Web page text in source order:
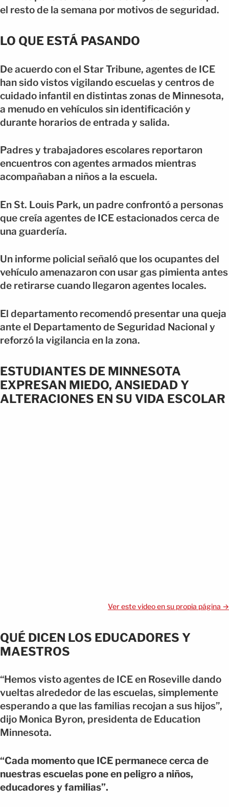
el resto de la semana por motivos de seguridad.
LO QUE ESTÁ PASANDO
De acuerdo con el Star Tribune, agentes de ICE
han sido vistos vigilando escuelas y centros de
cuidado infantil en distintas zonas de Minnesota,
a menudo en vehículos sin identificación y
durante horarios de entrada y salida.
Padres y trabajadores escolares reportaron
encuentros con agentes armados mientras
acompañaban a niños a la escuela.
En St. Louis Park, un padre confrontó a personas
que creía agentes de ICE estacionados cerca de
una guardería.
Un informe policial señaló que los ocupantes del
vehículo amenazaron con usar gas pimienta antes
de retirarse cuando llegaron agentes locales.
El departamento recomendó presentar una queja
ante el Departamento de Seguridad Nacional y
reforzó la vigilancia en la zona.
ESTUDIANTES DE MINNESOTA
EXPRESAN MIEDO, ANSIEDAD Y
ALTERACIONES EN SU VIDA ESCOLAR
Ver este video en su propia página →
QUÉ DICEN LOS EDUCADORES Y
MAESTROS
“Hemos visto agentes de ICE en Roseville dando
vueltas alrededor de las escuelas, simplemente
esperando a que las familias recojan a sus hijos”,
dijo Monica Byron, presidenta de Education
Minnesota.
“Cada momento que ICE permanece cerca de
nuestras escuelas pone en peligro a niños,
educadores y familias”.